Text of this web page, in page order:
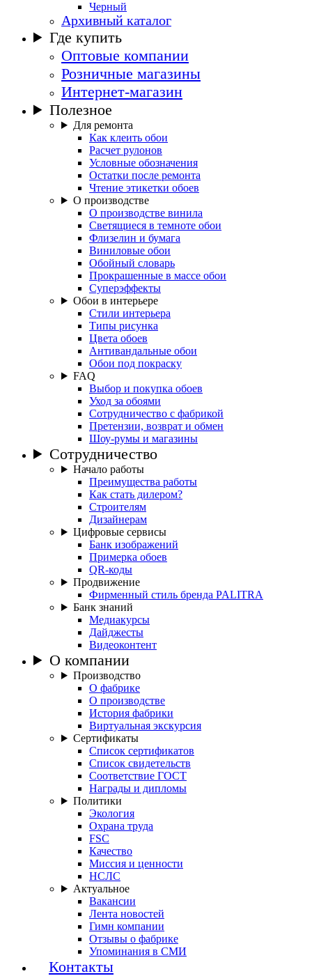
Черный
Архивный каталог
Где купить
Оптовые компании
Розничные магазины
Интернет-магазин
Полезное
Для ремонта
Как клеить обои
Расчет рулонов
Условные обозначения
Остатки после ремонта
Чтение этикетки обоев
О производстве
О производстве винила
Светящиеся в темноте обои
Флизелин и бумага
Виниловые обои
Обойный словарь
Прокрашенные в массе обои
Суперэффекты
Обои в интерьере
Стили интерьера
Типы рисунка
Цвета обоев
Антивандальные обои
Обои под покраску
FAQ
Выбор и покупка обоев
Уход за обоями
Сотрудничество с фабрикой
Претензии, возврат и обмен
Шоу-румы и магазины
Сотрудничество
Начало работы
Преимущества работы
Как стать дилером?
Строителям
Дизайнерам
Цифровые сервисы
Банк изображений
Примерка обоев
QR-коды
Продвижение
Фирменный стиль бренда PALITRA
Банк знаний
Медиакурсы
Дайджесты
Видеоконтент
О компании
Производство
О фабрике
О производстве
История фабрики
Виртуальная экскурсия
Сертификаты
Список сертификатов
Список свидетельств
Соответствие ГОСТ
Награды и дипломы
Политики
Экология
Охрана труда
FSC
Качество
Миссия и ценности
НСЛС
Актуальное
Вакансии
Лента новостей
Гимн компании
Отзывы о фабрике
Упоминания в СМИ
Контакты